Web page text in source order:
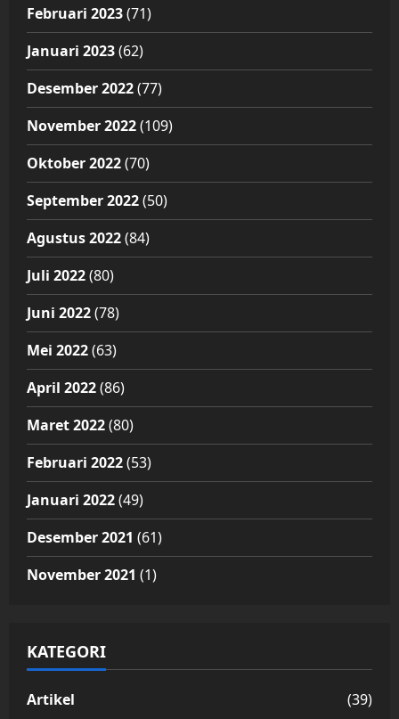
Februari 2023(71)
Januari 2023(62)
Desember 2022(77)
November 2022(109)
Oktober 2022(70)
September 2022(50)
Agustus 2022(84)
Juli 2022(80)
Juni 2022(78)
Mei 2022(63)
April 2022(86)
Maret 2022(80)
Februari 2022(53)
Januari 2022(49)
Desember 2021 (61)
November 2021 (1)
KATEGORI
Artikel (39)